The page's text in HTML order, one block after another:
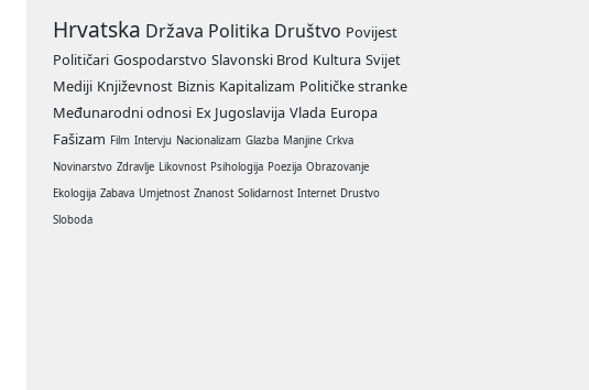
Hrvatska Država Politika Društvo Povijest
Političari Gospodarstvo Slavonski Brod Kultura Svijet
Mediji Književnost Biznis Kapitalizam Političke stranke
Međunarodni odnosi Ex Jugoslavija Vlada Europa
Fašizam Film Intervju Nacionalizam Glazba Manjine Crkva
Novinarstvo Zdravlje Likovnost Psihologija Poezija Obrazovanje
Ekologija Zabava Umjetnost Znanost Solidarnost Internet Drustvo
Sloboda